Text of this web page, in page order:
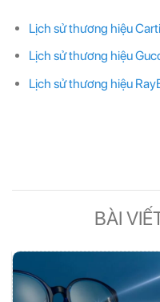
Lịch sử thương hiệu
Lịch sử thương hiệu
Lịch sử thương hiệu
BÀI